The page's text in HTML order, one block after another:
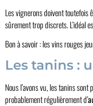
Les vignerons doivent toutefois
sûrement trop discrets. L’idéal
Bon à savoir : les vins rouges
Les tanins :
Nous l’avons vu, les tanins
probablement régulièrement d’